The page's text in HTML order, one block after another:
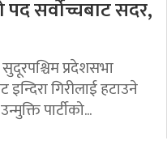
पद सर्वोच्चबाट सदर,
प्रदेशसभा
इन्दिरा गिरीलाई हटाउने
पार्टीको...